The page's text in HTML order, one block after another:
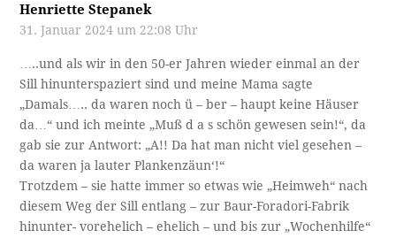
Henriette Stepanek
31. Januar 2024 um 22:08 Uhr
…..und als wir in den 50-er Jahren wieder einmal an der
Sill hinunterspaziert sind und meine Mama sagte
„Damals….. da waren noch ü – ber – haupt keine Häuser
da…“ und ich meinte „Muß d a s schön gewesen sein!“, da
gab sie zur Antwort: „A!! Da hat man nicht viel gesehen –
da waren ja lauter Plankenzäun‘!“
Trotzdem – sie hatte immer so etwas wie „Heimweh“ nach
diesem Weg der Sill entlang – zur Baur-Foradori-Fabrik
hinunter- vorehelich – ehelich – und bis zur „Wochenhilfe“